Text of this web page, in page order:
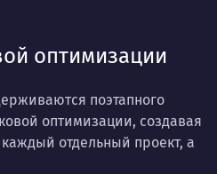
оптимизации
поэтапного
оптимизации, создавая
отдельный проект, а